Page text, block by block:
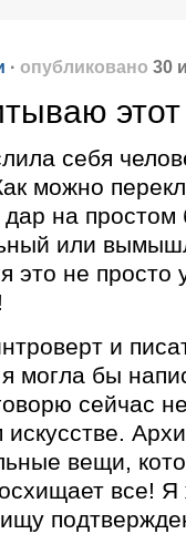
· опубликовано 30
себя
можно
дар на
или
это не просто
и
я могла бы
сейчас
вещи,
все! Я